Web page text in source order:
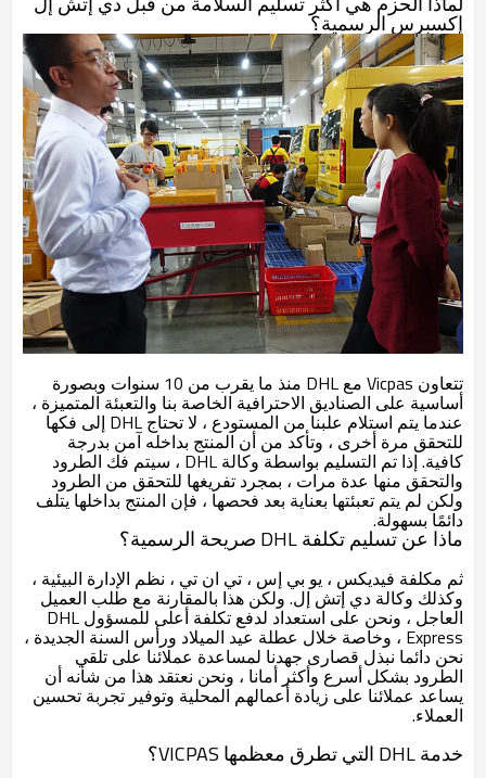
إكسبرس الرسمية؟
تتعاون Vicpas مع DHL منذ ما يقرب من 10 سنوات وبصورة
أساسية على الصناديق الاحترافية الخاصة بنا والتعبئة المتميزة ،
عندما يتم استلام علبنا من المستودع ، لا تحتاج DHL إلى فكها
للتحقق مرة أخرى ، وتأكد من أن المنتج بداخله آمن بدرجة
كافية. إذا تم التسليم بواسطة وكالة DHL ، سيتم فك الطرود
والتحقق منها عدة مرات ، بمجرد تفريغها للتحقق من الطرود
ولكن لم يتم تعبئتها بعناية بعد فحصها ، فإن المنتج بداخلها يتلف
دائمًا بسهولة.
ماذا عن تسليم تكلفة DHL صريحة الرسمية؟
ثم مكلفة فيديكس ، يو بي إس ، تي ان تي ، نظم الإدارة البيئية ،
وكذلك وكالة دي إتش إل. ولكن هذا بالمقارنة مع طلب العميل
العاجل ، ونحن على استعداد لدفع تكلفة أعلى للمسؤول DHL
Express ، وخاصة خلال عطلة عيد الميلاد ورأس السنة الجديدة ،
نحن دائما نبذل قصارى جهدنا لمساعدة عملائنا على تلقي
الطرود بشكل أسرع وأكثر أمانا ، ونحن نعتقد هذا من شأنه أن
يساعد عملائنا على زيادة أعمالهم المحلية وتوفير تجربة تحسين
العملاء.
خدمة DHL التي تطرق معظمها VICPAS؟